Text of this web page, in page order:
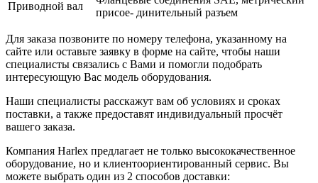
Приводной вал
присое- динительный разъем
Для заказа позвоните по номеру телефона, указанному на
сайте или оставьте заявку в форме на сайте, чтобы наши
специалисты связались с Вами и помогли подобрать
интересующую Вас модель оборудования.
Наши специалисты расскажут вам об условиях и сроках
поставки, а также предоставят индивидуальный просчёт
вашего заказа.
Компания Harlex предлагает не только высококачественное
оборудование, но и клиентоориентированный сервис. Вы
можете выбрать один из 2 способов доставки: